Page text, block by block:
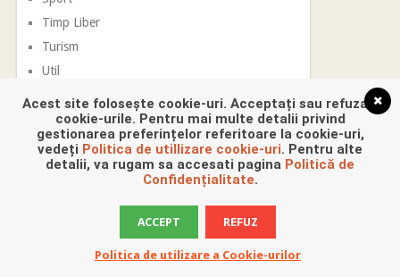
Timp Liber
Turism
Util
Promovare Digitala Copyright © 2026.
Acest site folosește cookie-uri. Acceptați sau refuzați
cookie-urile. Pentru mai multe detalii privind
gestionarea preferințelor referitoare la cookie-uri,
vedeți Politica de utillizare cookie-uri. Pentru alte
detalii, va rugam sa accesati pagina Politică de
Confidențialitate.
ACCEPT REFUZ
Politica de utilizare a Cookie-urilor